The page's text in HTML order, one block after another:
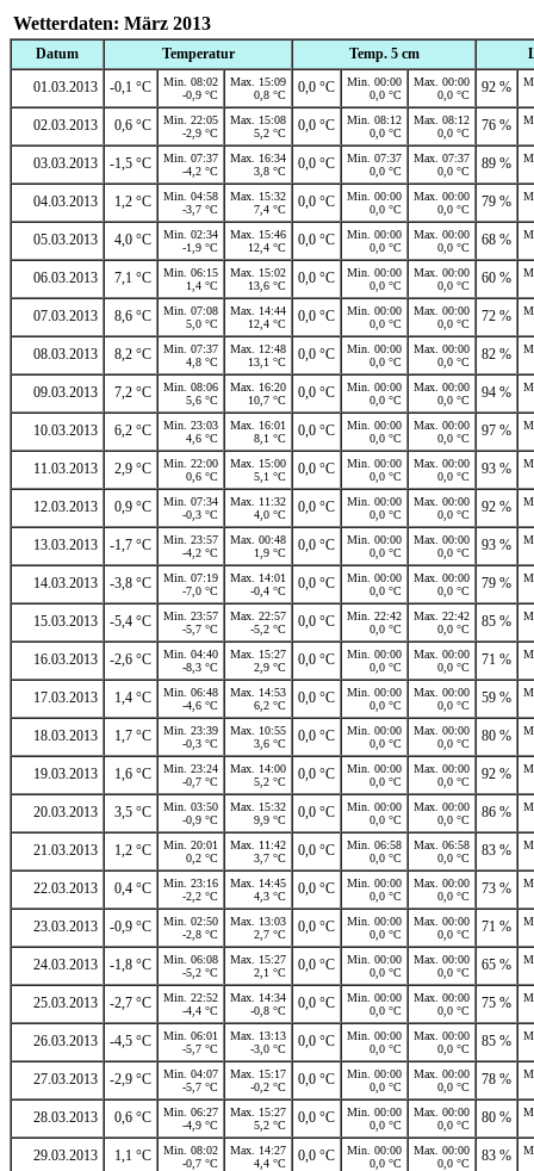
Wetterdaten: März 2013
Datum Temperatur Temp. 5 cm
01.03.2013
-0,1 °C
Min. 08:02
-0,9 °C
Max. 15:09
0,8 °C
0,0 °C
Min. 00:00
0,0 °C
Max. 00:00
0,0 °C
92 %
02.03.2013 0,6 °C
Min. 22:05
-2,9 °C
Max. 15:08
5,2 °C
0,0 °C
Min. 08:12
0,0 °C
Max. 08:12
0,0 °C
76 %
03.03.2013 -1,5 °C
Min. 07:37
-4,2 °C
Max. 16:34
3,8 °C
0,0 °C
Min. 07:37
0,0 °C
Max. 07:37
0,0 °C
89 %
04.03.2013 1,2 °C
Min. 04:58
-3,7 °C
Max. 15:32
7,4 °C
0,0 °C
Min. 00:00
0,0 °C
Max. 00:00
0,0 °C
79 %
05.03.2013 4,0 °C
Min. 02:34
-1,9 °C
Max. 15:46
12,4 °C
0,0 °C
Min. 00:00
0,0 °C
Max. 00:00
0,0 °C
68 %
06.03.2013 7,1 °C
Min. 06:15
1,4 °C
Max. 15:02
13,6 °C
0,0 °C
Min. 00:00
0,0 °C
Max. 00:00
0,0 °C
60 %
07.03.2013 8,6 °C
Min. 07:08
5,0 °C
Max. 14:44
12,4 °C
0,0 °C
Min. 00:00
0,0 °C
Max. 00:00
0,0 °C
72 %
08.03.2013 8,2 °C
Min. 07:37
4,8 °C
Max. 12:48
13,1 °C
0,0 °C
Min. 00:00
0,0 °C
Max. 00:00
0,0 °C
82 %
09.03.2013 7,2 °C
Min. 08:06
5,6 °C
Max. 16:20
10,7 °C
0,0 °C
Min. 00:00
0,0 °C
Max. 00:00
0,0 °C
94 %
10.03.2013 6,2 °C
Min. 23:03
4,6 °C
Max. 16:01
8,1 °C
0,0 °C
Min. 00:00
0,0 °C
Max. 00:00
0,0 °C
97 %
11.03.2013 2,9 °C
Min. 22:00
0,6 °C
Max. 15:00
5,1 °C
0,0 °C
Min. 00:00
0,0 °C
Max. 00:00
0,0 °C
93 %
12.03.2013 0,9 °C
Min. 07:34
-0,3 °C
Max. 11:32
4,0 °C
0,0 °C
Min. 00:00
0,0 °C
Max. 00:00
0,0 °C
92 %
13.03.2013 -1,7 °C
Min. 23:57
-4,2 °C
Max. 00:48
1,9 °C
0,0 °C
Min. 00:00
0,0 °C
Max. 00:00
0,0 °C
93 %
14.03.2013 -3,8 °C
Min. 07:19
-7,0 °C
Max. 14:01
-0,4 °C
0,0 °C
Min. 00:00
0,0 °C
Max. 00:00
0,0 °C
79 %
15.03.2013 -5,4 °C
Min. 23:57
-5,7 °C
Max. 22:57
-5,2 °C
0,0 °C
Min. 22:42
0,0 °C
Max. 22:42
0,0 °C
85 %
16.03.2013 -2,6 °C
Min. 04:40
-8,3 °C
Max. 15:27
2,9 °C
0,0 °C
Min. 00:00
0,0 °C
Max. 00:00
0,0 °C
71 %
17.03.2013 1,4 °C
Min. 06:48
-4,6 °C
Max. 14:53
6,2 °C
0,0 °C
Min. 00:00
0,0 °C
Max. 00:00
0,0 °C
59 %
18.03.2013 1,7 °C
Min. 23:39
-0,3 °C
Max. 10:55
3,6 °C
0,0 °C
Min. 00:00
0,0 °C
Max. 00:00
0,0 °C
80 %
19.03.2013 1,6 °C
Min. 23:24
-0,7 °C
Max. 14:00
5,2 °C
0,0 °C
Min. 00:00
0,0 °C
Max. 00:00
0,0 °C
92 %
20.03.2013 3,5 °C
Min. 03:50
-0,9 °C
Max. 15:32
9,9 °C
0,0 °C
Min. 00:00
0,0 °C
Max. 00:00
0,0 °C
86 %
21.03.2013 1,2 °C
Min. 20:01
0,2 °C
Max. 11:42
3,7 °C
0,0 °C
Min. 06:58
0,0 °C
Max. 06:58
0,0 °C
83 %
22.03.2013 0,4 °C
Min. 23:16
-2,2 °C
Max. 14:45
4,3 °C
0,0 °C
Min. 00:00
0,0 °C
Max. 00:00
0,0 °C
73 %
23.03.2013 -0,9 °C
Min. 02:50
-2,8 °C
Max. 13:03
2,7 °C
0,0 °C
Min. 00:00
0,0 °C
Max. 00:00
0,0 °C
71 %
24.03.2013 -1,8 °C
Min. 06:08
-5,2 °C
Max. 15:27
2,1 °C
0,0 °C
Min. 00:00
0,0 °C
Max. 00:00
0,0 °C
65 %
25.03.2013 -2,7 °C
Min. 22:52
-4,4 °C
Max. 14:34
-0,8 °C
0,0 °C
Min. 00:00
0,0 °C
Max. 00:00
0,0 °C
75 %
26.03.2013 -4,5 °C
Min. 06:01
-5,7 °C
Max. 13:13
-3,0 °C
0,0 °C
Min. 00:00
0,0 °C
Max. 00:00
0,0 °C
85 %
27.03.2013 -2,9 °C
Min. 04:07
-5,7 °C
Max. 15:17
-0,2 °C
0,0 °C
Min. 00:00
0,0 °C
Max. 00:00
0,0 °C
78 %
28.03.2013 0,6 °C
Min. 06:27
-4,9 °C
Max. 15:27
5,2 °C
0,0 °C
Min. 00:00
0,0 °C
Max. 00:00
0,0 °C
80 %
29.03.2013 1,1 °C
Min. 08:02
-0,7 °C
Max. 14:27
4,4 °C
0,0 °C
Min. 00:00
0,0 °C
Max. 00:00
0,0 °C
83 %